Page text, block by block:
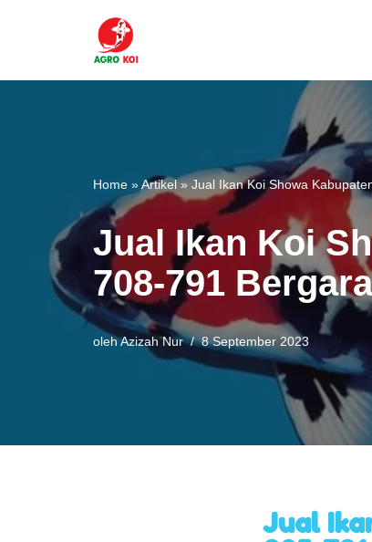
Home »Artikel» Jual Ikan Koi Showa
Jual Ikan Koi
708-791
olehAzizah Nur 8 September 2023
Jual